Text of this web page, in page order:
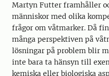
Martyn Futter framhåller
människor med olika
frågor om våtmarker. Då
många perspektiven på
lösningar på problem blir
inte bara ta hänsyn till
kemiska eller biologiska